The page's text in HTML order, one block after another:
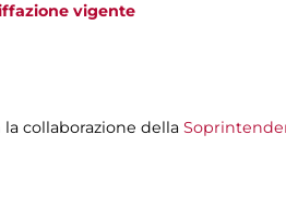
vigente
la collaborazione della